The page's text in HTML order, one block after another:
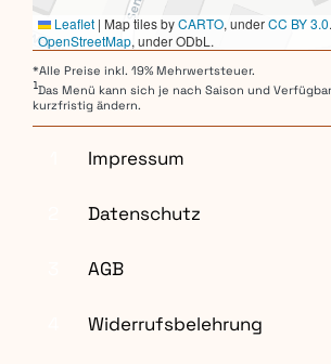
Leaflet | Map tiles byCARTO, underCC BY 3.0
OpenStreetMap, under ODbL.
*Alle Preise inkl. 19% Mehrwertsteuer.
1Das Menü kann sich je nach Saison und
kurzfristig ändern.
Impressum
Datenschutz
AGB
Widerrufsbelehrung